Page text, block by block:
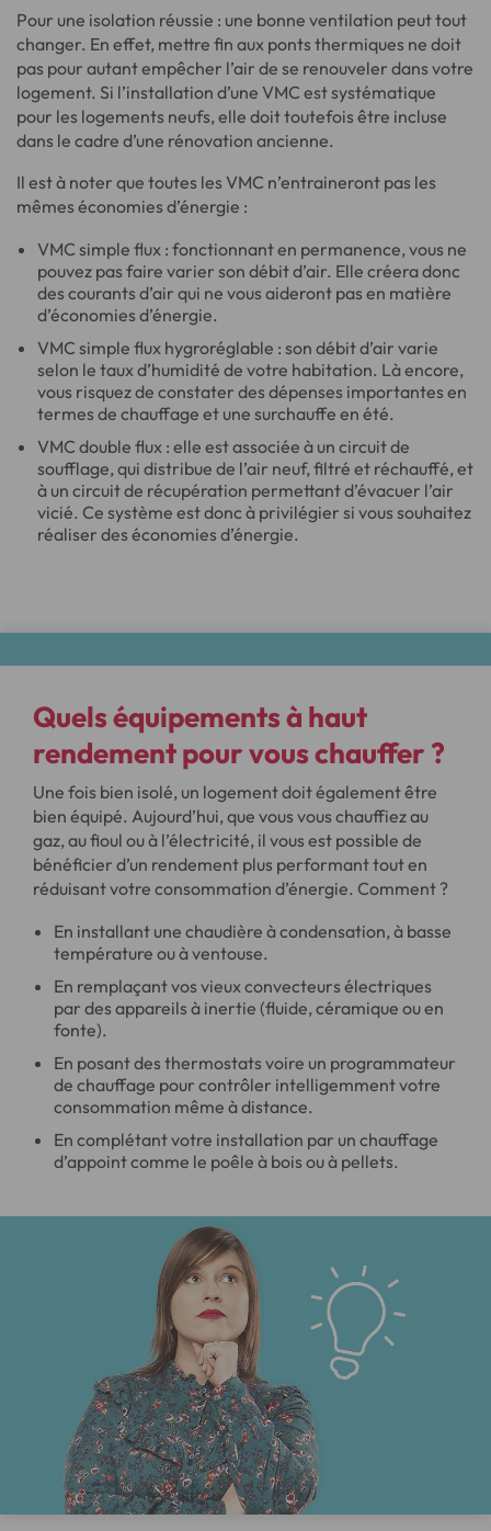
Pour une isolation réussie : une bonne ventilation peut tout
changer. En effet, mettre fin aux ponts thermiques ne doit
pas pour autant empêcher l’air de se renouveler dans votre
logement. Si l’installation d’une VMC est systématique
pour les logements neufs, elle doit toutefois être incluse
dans le cadre d’une rénovation ancienne.
Il est à noter que toutes les VMC n’entraineront pas les
mêmes économies d’énergie :
VMC simple flux : fonctionnant en permanence, vous ne
pouvez pas faire varier son débit d’air. Elle créera donc
des courants d’air qui ne vous aideront pas en matière
d’économies d’énergie.
VMC simple flux hygroréglable : son débit d’air varie
selon le taux d’humidité de votre habitation. Là encore,
vous risquez de constater des dépenses importantes en
termes de chauffage et une surchauffe en été.
VMC double flux : elle est associée à un circuit de
soufflage, qui distribue de l’air neuf, filtré et réchauffé, et
à un circuit de récupération permettant d’évacuer l’air
vicié. Ce système est donc à privilégier si vous souhaitez
réaliser des économies d’énergie.
Quelséquipements à haut
rendementpour vous chauffer ?
Une fois bien isolé, un logement doit également être
bien équipé. Aujourd’hui, que vous vous chauffiez au
gaz, au fioul ou à l’électricité, il vous est possible de
bénéficier d’un rendement plus performant tout en
réduisant votre consommation d’énergie. Comment ?
En installant une chaudière à condensation, à basse
température ou à ventouse.
En remplaçant vos vieux convecteurs électriques
par des appareils à inertie (fluide, céramique ou en
fonte).
En posant des thermostats voire un programmateur
de chauffage pour contrôler intelligemment votre
consommation même à distance.
En complétant votre installation par un chauffage
d’appoint comme le poêle à bois ou à pellets.